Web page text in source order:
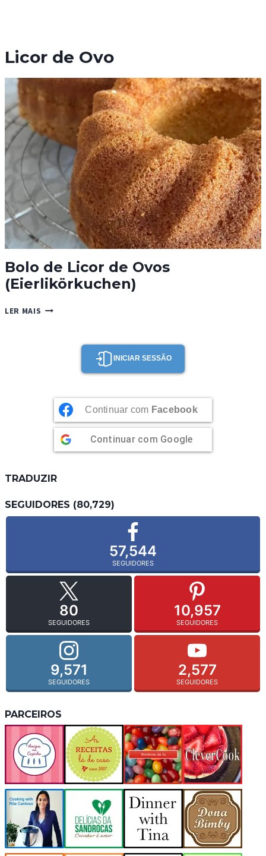
Licor de Ovo
Bolo de Licor de Ovos
(Eierlikörkuchen)
LER MAIS BOLO
(EIERLIKÖRKUCHEN)
INICIAR SESSÃO
Continuar com Facebook
Continuar com Google
TRADUZIR
SEGUIDORES (80,729)
57,544
SEGUIDORES
80
SEGUIDORES
10,957
SEGUIDORES
9,571
SEGUIDORES
2,577
SEGUIDORES
PARCEIROS